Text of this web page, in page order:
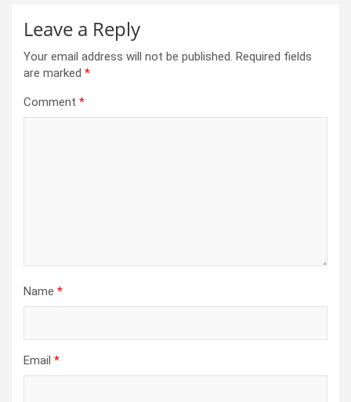
Leave a Reply
Your email address will not be published. Required fields
are marked *
Comment *
Name *
Email *